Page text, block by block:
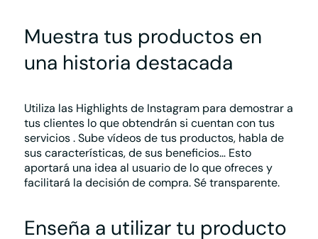
Muestra tus productos en
una historia destacada
Utiliza las Highlights de Instagram para demostrar a
tus clientes lo que obtendrán si cuentan con tus
servicios. Sube vídeos de tus productos, habla de
sus características, de sus beneficios… Esto
aportará una idea al usuario de lo que ofreces y
facilitará la decisión de compra. Sé transparente.
Enseña a utilizar tu producto